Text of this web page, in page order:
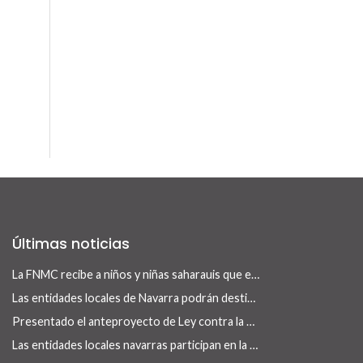
Últimas noticias
La FNMC recibe a niños y niñas saharauis que este verano visitan Navarra con el programa Vacaciones en Paz
Las entidades locales de Navarra podrán destinar el superávit de 2025 a inversiones financieramente sostenibles tras la aprobación del Real Decreto-ley 13/2026
Presentado el anteproyecto de Ley contra la Despoblación y para el Desarrollo Rural
Las entidades locales navarras participan en la reconstrucción de infraestructuras dañadas por la DANA de 175 municipios valencianos